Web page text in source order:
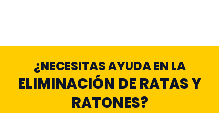
¿NECESITAS AYUDA EN LA
ELIMINACIÓN DE RATAS Y
RATONES?